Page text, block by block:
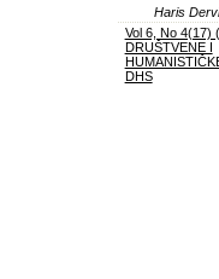
Haris
Vol 6, No 4(17)
DRUŠTVENE I
DHS